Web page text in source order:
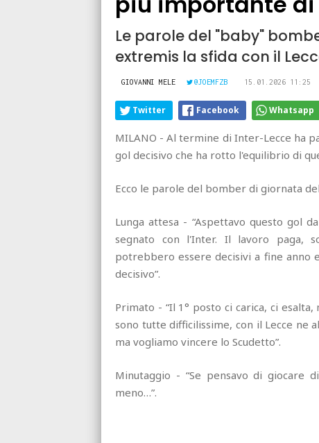
Le parole del "baby"
extremis la sfida con il
GIOVANNI MELE @JOEMFZB 15.01.2026 11:25
Twitter Facebook Whatsapp
MILANO - Al termine di Inter-Lecce ha
gol decisivo che ha rotto l'equilibrio di
Ecco le parole del bomber di giornata
Lunga attesa - “Aspettavo questo gol
segnato con l'Inter. Il lavoro paga,
potrebbero essere decisivi a fine anno
decisivo”.
Primato - “Il 1° posto ci carica, ci
sono tutte difficilissime, con il Lecce ne
ma vogliamo vincere lo Scudetto”.
Minutaggio - “Se pensavo di giocare
meno…”.